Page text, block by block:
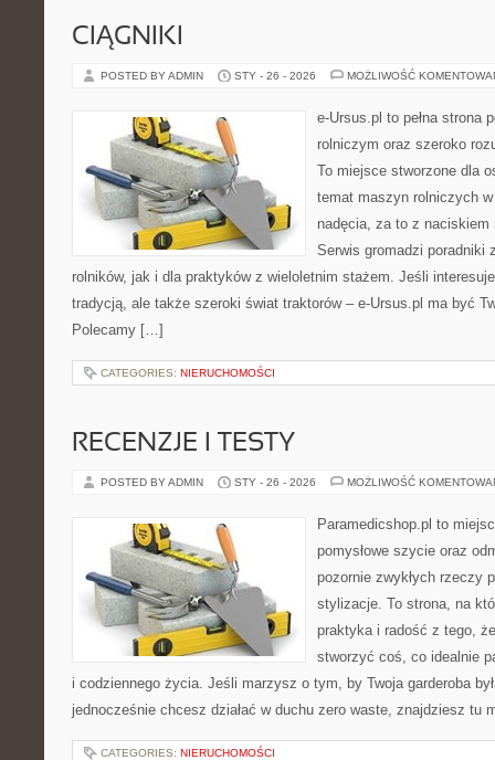
CIĄGNIKI
POSTED BY ADMIN STY - 26 - 2026 MOŻLIWOŚĆ
e-Ursus.pl to pełna strona
rolniczym oraz szeroko
To miejsce stworzone dla
temat maszyn rolniczych
nadęcia, za to z
Serwis gromadzi poradniki
rolników, jak i dla praktyków z wieloletnim stażem. Jeśli
tradycją, ale także szeroki świat traktorów – e-Ursus.pl ma być
Polecamy […]
CATEGORIES: NIERUCHOMOŚCI
RECENZJE I TESTY
POSTED BY ADMIN STY - 26 - 2026 MOŻLIWOŚĆ
Paramedicshop.pl to
pomysłowe szycie oraz
pozornie zwykłych rzeczy
stylizacje. To strona, na
praktyka i radość z tego,
stworzyć coś, co idealnie
i codziennego życia. Jeśli marzysz o tym, by Twoja garderoba
jednocześnie chcesz działać w duchu zero waste, znajdziesz tu
CATEGORIES: NIERUCHOMOŚCI